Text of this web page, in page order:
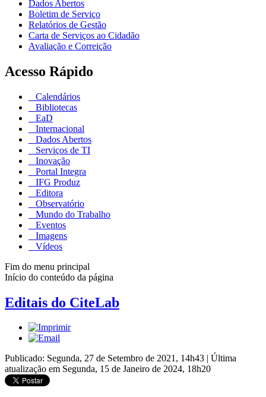
Dados Abertos
Boletim de Serviço
Relatórios de Gestão
Carta de Serviços ao Cidadão
Avaliação e Correição
Acesso Rápido
Calendários
Bibliotecas
EaD
Internacional
Dados Abertos
Serviços de TI
Inovação
Portal Integra
IFG Produz
Editora
Observatório
Mundo do Trabalho
Eventos
Imagens
Vídeos
Fim do menu principal
Início do conteúdo da página
Editais do CiteLab
Publicado: Segunda, 27 de Setembro de 2021, 14h43 | Última
atualização em Segunda, 15 de Janeiro de 2024, 18h20